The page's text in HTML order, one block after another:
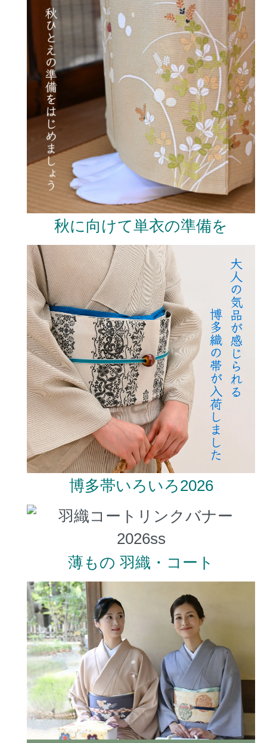
秋に向けて単衣の準備を
博多帯いろいろ2026
薄もの 羽織・コート